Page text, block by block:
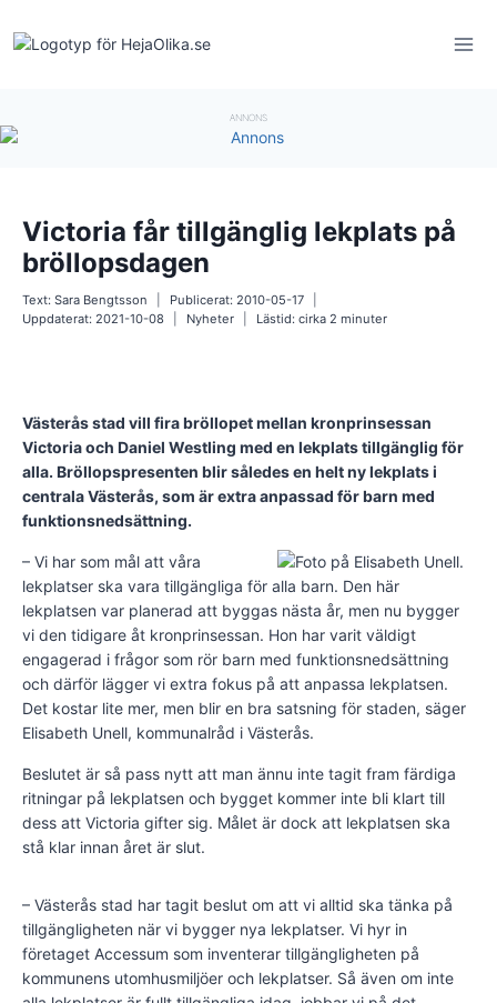
content
ANNONS
Victoria får tillgänglig lekplats på
bröllopsdagen
Text: Sara Bengtsson Publicerat: 2010-05-17
Uppdaterat: 2021-10-08 Nyheter Lästid: cirka2minuter
Västerås stad vill fira bröllopet mellan kronprinsessan
Victoria och Daniel Westling med en lekplats tillgänglig för
alla. Bröllopspresenten blir således en helt ny lekplats i
centrala Västerås, som är extra anpassad för barn med
funktionsnedsättning.
– Vi har som mål att våra
lekplatser ska vara tillgängliga för alla barn. Den här
lekplatsen var planerad att byggas nästa år, men nu bygger
vi den tidigare åt kronprinsessan. Hon har varit väldigt
engagerad i frågor som rör barn med funktionsnedsättning
och därför lägger vi extra fokus på att anpassa lekplatsen.
Det kostar lite mer, men blir en bra satsning för staden, säger
Elisabeth Unell, kommunalråd i Västerås.
Beslutet är så pass nytt att man ännu inte tagit fram färdiga
ritningar på lekplatsen och bygget kommer inte bli klart till
dess att Victoria gifter sig. Målet är dock att lekplatsen ska
stå klar innan året är slut.
– Västerås stad har tagit beslut om att vi alltid ska tänka på
tillgängligheten när vi bygger nya lekplatser. Vi hyr in
företaget Accessum som inventerar tillgängligheten på
kommunens utomhusmiljöer och lekplatser. Så även om inte